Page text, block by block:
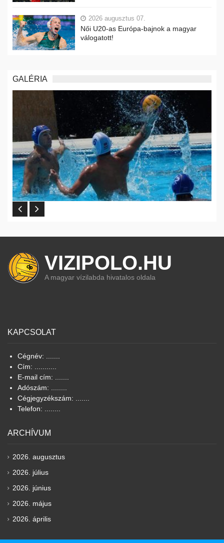
2026 augusztus 07.
Női U20-as Európa-bajnok a magyar
válogatott!
GALÉRIA
VIZIPOLO.HU
A magyar vízilabda hivatalos oldala
KAPCSOLAT
Cégnév: .......
Cím: ...........
E-mail cím: .......
Adószám: ........
Cégjegyzékszám: .......
Telefon: ........
ARCHÍVUM
2026. augusztus
2026. július
2026. június
2026. május
2026. április